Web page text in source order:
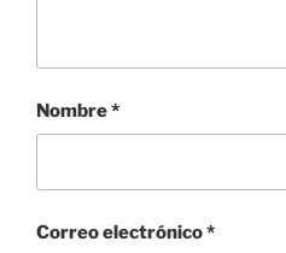
Nombre*
Correo electrónico*